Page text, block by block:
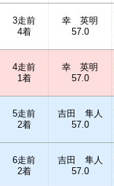
3走前
4着
幸 英明
57.0
4走前
1着
幸 英明
57.0
5走前
2着
吉田 隼人
57.0
6走前
2着
吉田 隼人
57.0